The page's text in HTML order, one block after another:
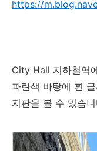
https://
City Hall 지하철역
파란색 바탕에 흰
지판을 볼 수 있습